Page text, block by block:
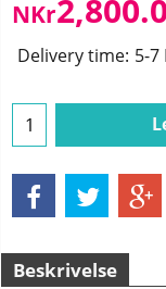
NKr
Delivery time: 5-7
Beskrivelse